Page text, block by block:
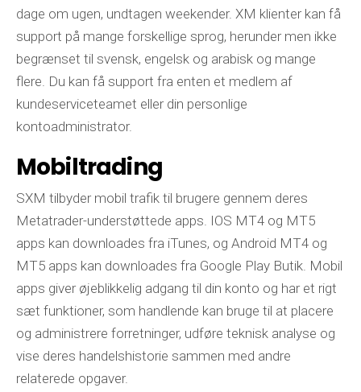
dage om ugen, undtagen weekender. XM klienter kan få
support på mange forskellige sprog, herunder men ikke
begrænset til svensk, engelsk og arabisk og mange
flere. Du kan få support fra enten et medlem af
kundeserviceteamet eller din personlige
kontoadministrator.
Mobiltrading
SXM tilbyder mobil trafik til brugere gennem deres
Metatrader-understøttede apps. IOS MT4 og MT5
apps kan downloades fra iTunes, og Android MT4 og
MT5 apps kan downloades fra Google Play Butik. Mobil
apps giver øjeblikkelig adgang til din konto og har et rigt
sæt funktioner, som handlende kan bruge til at placere
og administrere forretninger, udføre teknisk analyse og
vise deres handelshistorie sammen med andre
relaterede opgaver.